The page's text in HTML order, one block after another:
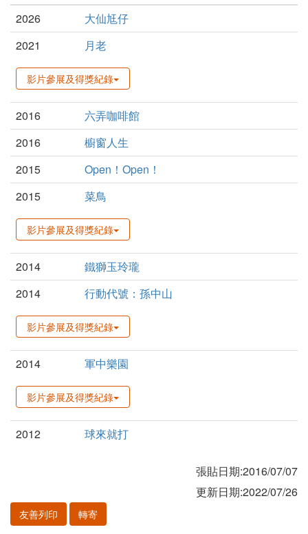
2026
大仙尪仔
2021
月老
影片參展及得獎紀錄
2016
六弄咖啡館
2016
櫥窗人生
2015
Open！Open！
2015
菜鳥
影片參展及得獎紀錄
2014
鐵獅玉玲瓏
2014
行動代號：孫中山
影片參展及得獎紀錄
2014 軍中樂園
影片參展及得獎紀錄
2012 球來就打
張貼日期:2016/07/07
更新日期:2022/07/26
友善列印 轉寄